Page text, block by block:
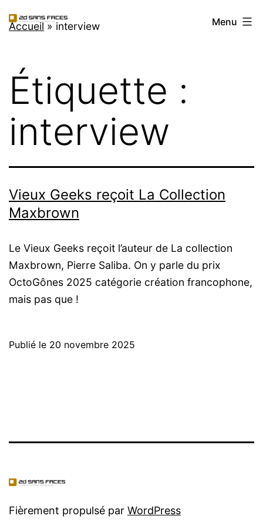
au
2d
Sans
Menu
Accueil»interview
Étiquette :
interview
Vieux Geeks reçoit La Collection
Maxbrown
Le Vieux Geeks reçoit l’auteur de La collection
Maxbrown, Pierre Saliba. On y parle du prix
OctoGônes 2025 catégorie création francophone,
mais pas que !
Publié le 20 novembre 2025
Fièrement propulsé par WordPress